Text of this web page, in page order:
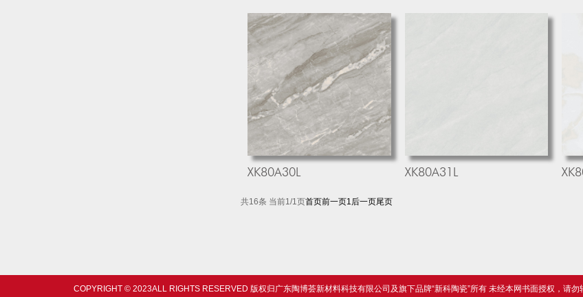
XK80A30L XK80A31L
共16条 当前1/1页首页前一页1后一页尾页
COPYRIGHT © 2023ALL RIGHTS RESERVED 版权归广东陶博荟新材料科技有限公司及旗下品牌“新科陶瓷”所有 未经本网书面授权，请勿